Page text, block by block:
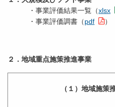
・事業評価結果一覧（xlsx
・事業評価調書（pdf ）
２．地域重点施策推進事業
（１）地域施策